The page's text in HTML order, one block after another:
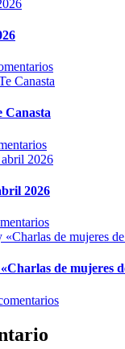
Canasta
2026
de mujeres